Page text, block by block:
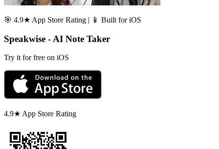
🎯 4.9★ App Store Rating | 📱 Built for iOS
Speakwise - AI Note Taker
Try it for free on iOS
4.9★ App Store Rating